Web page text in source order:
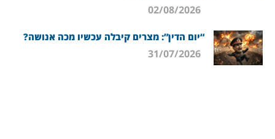
“יום הדין”: מצרים קיבלה עכשיו מכה אנושה?